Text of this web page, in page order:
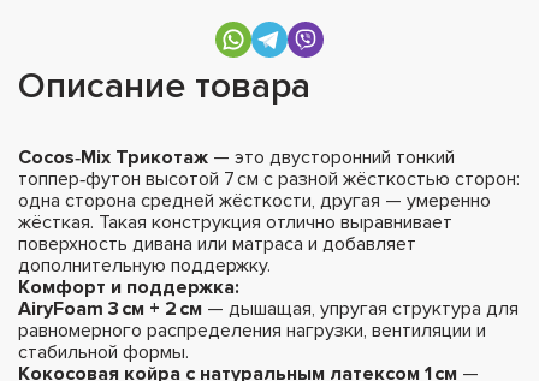
Описание товара
Cocos‑Mix Трикотаж — это двусторонний тонкий
топпер‑футон высотой 7 см с разной жёсткостью сторон:
одна сторона средней жёсткости, другая — умеренно
жёсткая. Такая конструкция отлично выравнивает
поверхность дивана или матраса и добавляет
дополнительную поддержку.
Комфорт и поддержка:
AiryFoam 3 см + 2 см — дышащая, упругая структура для
равномерного распределения нагрузки, вентиляции и
стабильной формы.
Кокосовая койра с натуральным латексом 1 см —